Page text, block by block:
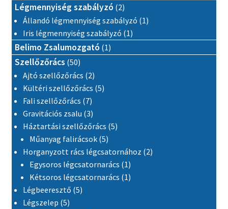
Légmennyiség szabályzó 22 termék
Állandó légmennyiség szabályzó 11 termék
Iris légmennyiség szabályzó 11 termék
Belimo Zsalumozgató 11 termék
Szellőzőrács 5050 termék
Ajtó szellőzőrács 22 termék
Kültéri szellőzőrács 55 termék
Fali szellőzőrács 77 termék
Gravitációs zsalu 33 termék
Háztartási szellőzőrács 55 termék
Műanyag falirácsok 55 termék
Horganyzott rács légcsatornához 22 termék
Egysoros légcsatornarács 11 termék
Kétsoros légcsatornarács 11 termék
Légbeeresztő 55 termék
Légszelep 55 termék